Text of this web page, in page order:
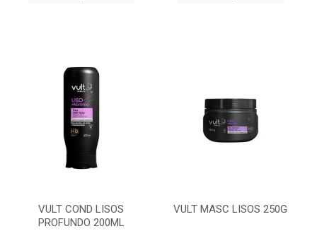
VULT COND LISOS
PROFUNDO 200ML
VULT MASC LISOS 250G